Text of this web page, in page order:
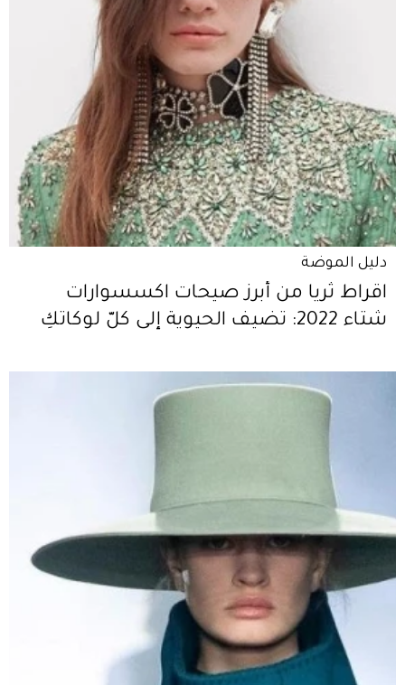
دليل الموضة
اقراط ثريا من أبرز صيحات اكسسوارات
شتاء 2022: تضيف الحيوية إلى كلّ لوكاتكِ